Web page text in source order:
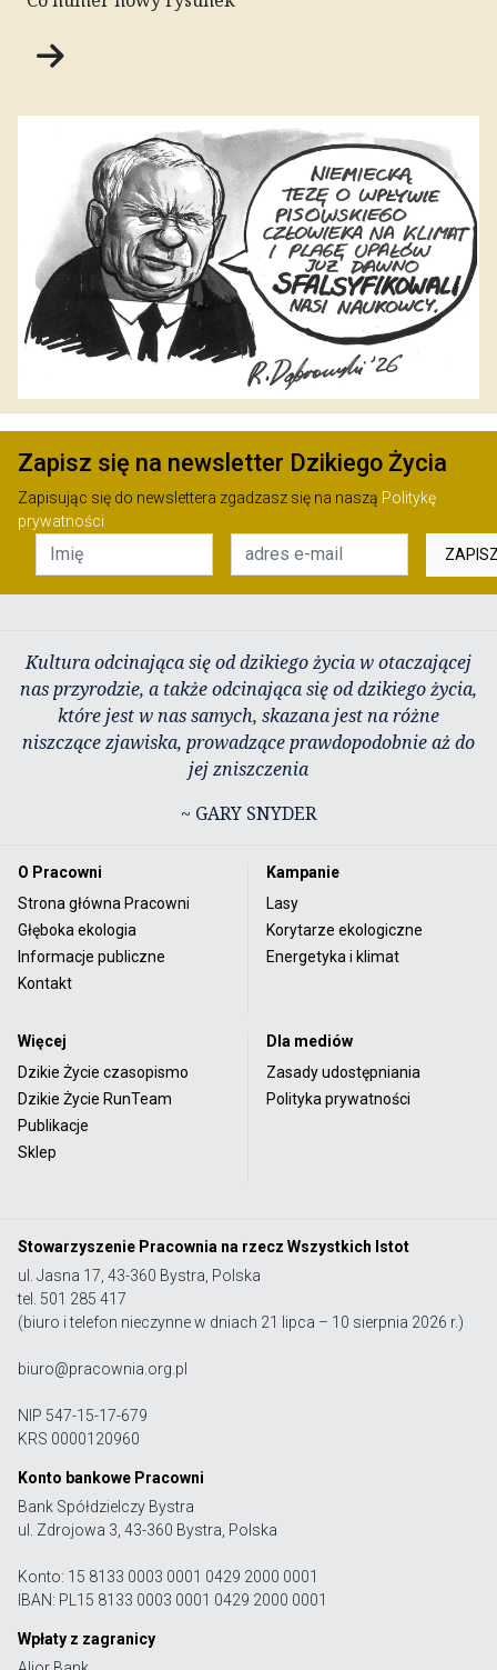
Zapisz się na newsletter Dzikiego Życia
Zapisując się do newslettera zgadzasz się na naszą Politykę
prywatności
Kultura odcinająca się od dzikiego życia w otaczającej
nas przyrodzie, a także odcinająca się od dzikiego życia,
które jest w nas samych, skazana jest na różne
niszczące zjawiska, prowadzące prawdopodobnie aż do
jej zniszczenia
~ GARY SNYDER
O Pracowni
Strona główna Pracowni
Głęboka ekologia
Informacje publiczne
Kontakt
Kampanie
Lasy
Korytarze ekologiczne
Energetyka i klimat
Więcej
Dzikie Życie czasopismo
Dzikie Życie RunTeam
Publikacje
Sklep
Dla mediów
Zasady udostępniania
Polityka prywatności
Stowarzyszenie Pracownia na rzecz Wszystkich Istot
ul. Jasna 17, 43-360 Bystra, Polska
tel. 501 285 417
(biuro i telefon nieczynne w dniach 21 lipca – 10 sierpnia 2026 r.)
biuro@pracownia.org.pl
NIP 547-15-17-679
KRS 0000120960
Konto bankowe Pracowni
Bank Spółdzielczy Bystra
ul. Zdrojowa 3, 43-360 Bystra, Polska
Konto: 15 8133 0003 0001 0429 2000 0001
IBAN: PL15 8133 0003 0001 0429 2000 0001
Wpłaty z zagranicy